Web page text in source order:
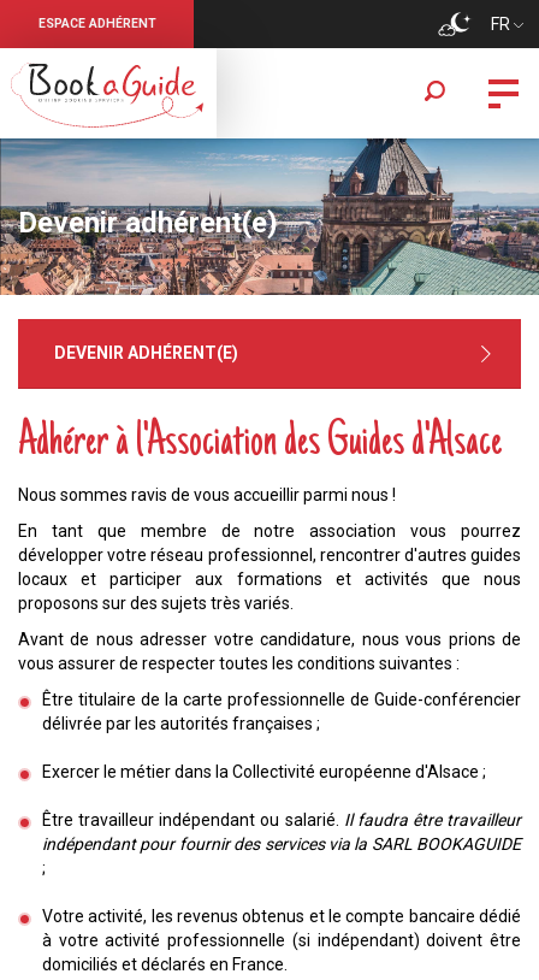
ESPACE ADHÉRENT FR
Devenir adhérent(e)
DEVENIR ADHÉRENT(E)
Adhérer à l'Association des Guides d'Alsace
Nous sommes ravis de vous accueillir parmi nous !
En tant que membre de notre association vous pourrez
développer votre réseau professionnel, rencontrer d'autres guides
locaux et participer aux formations et activités que nous
proposons sur des sujets très variés.
Avant de nous adresser votre candidature, nous vous prions de
vous assurer de respecter toutes les conditions suivantes :
Être titulaire de la carte professionnelle de Guide-conférencier
délivrée par les autorités françaises ;
Exercer le métier dans la Collectivité européenne d'Alsace ;
Être travailleur indépendant ou salarié. Il faudra être travailleur
indépendant pour fournir des services via la SARL BOOKAGUIDE
;
Votre activité, les revenus obtenus et le compte bancaire dédié
à votre activité professionnelle (si indépendant) doivent être
domiciliés et déclarés en France.